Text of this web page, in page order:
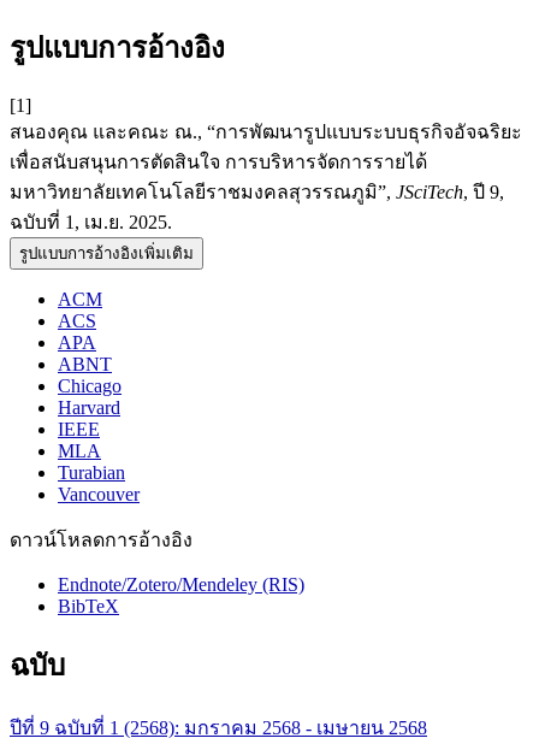
รูปแบบการอ้างอิง
[1]
สนองคุณ และคณะ ณ., “การพัฒนารูปแบบระบบธุรกิจอัจฉริยะ
เพื่อสนับสนุนการตัดสินใจ การบริหารจัดการรายได้
มหาวิทยาลัยเทคโนโลยีราชมงคลสุวรรณภูมิ”, JSciTech, ปี 9,
ฉบับที่ 1, เม.ย. 2025.
รูปแบบการอ้างอิงเพิ่มเติม
ACM
ACS
APA
ABNT
Chicago
Harvard
IEEE
MLA
Turabian
Vancouver
ดาวน์โหลดการอ้างอิง
Endnote/Zotero/Mendeley (RIS)
BibTeX
ฉบับ
ปีที่ 9 ฉบับที่ 1 (2568): มกราคม 2568 - เมษายน 2568